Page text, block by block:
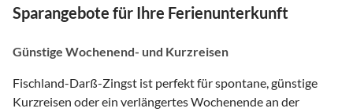
Sparangebote für Ihre Ferienunterkunft
Günstige Wochenend- und Kurzreisen
Fischland-Darß-Zingst ist perfekt für spontane, günstige
Kurzreisen oder ein verlängertes Wochenende an der